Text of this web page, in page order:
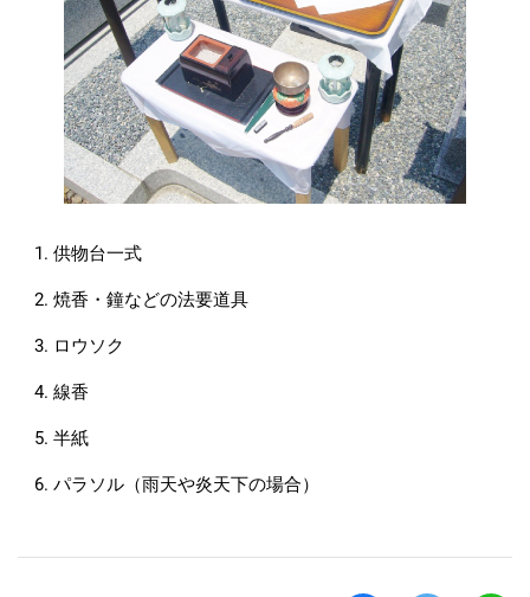
供物台一式
焼香・鐘などの法要道具
ロウソク
線香
半紙
パラソル（雨天や炎天下の場合）